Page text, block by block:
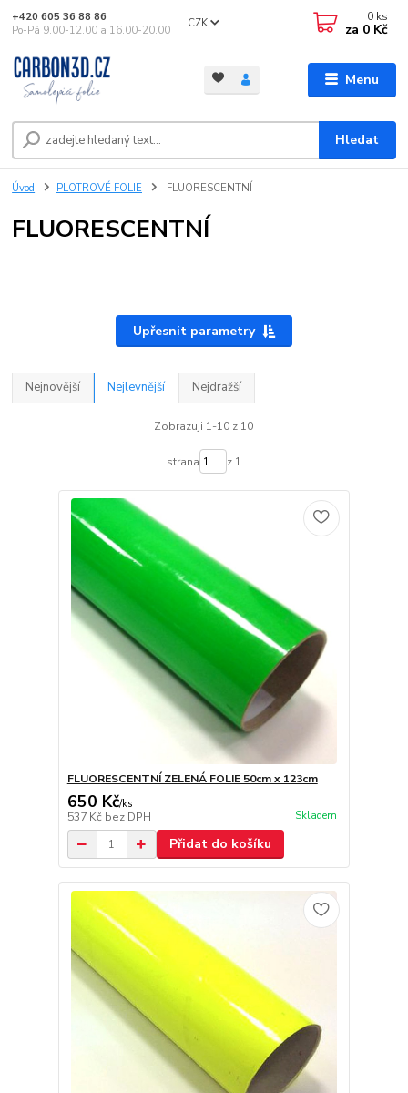
Menu
CZK
Hledat
+420 605 36 88 86
Po-Pá 9.00-12.00 a 16.00-20.00
0 ks
za 0 Kč
Úvod PLOTROVÉ FOLIE FLUORESCENTNÍ
FLUORESCENTNÍ
Upřesnit parametry
Nejnovější Nejlevnější Nejdražší
Zobrazuji 1-10 z 10
strana z 1
FLUORESCENTNÍ ZELENÁ FOLIE 50cm x 123cm
650 Kč/ks
537 Kč bez DPH Skladem
Přidat do košíku